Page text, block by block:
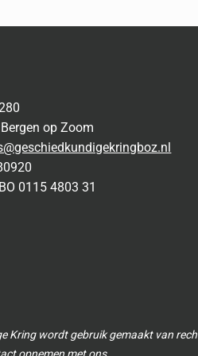
op Zoom
0115 4803 31
Kring wordt gebruik gemaakt van